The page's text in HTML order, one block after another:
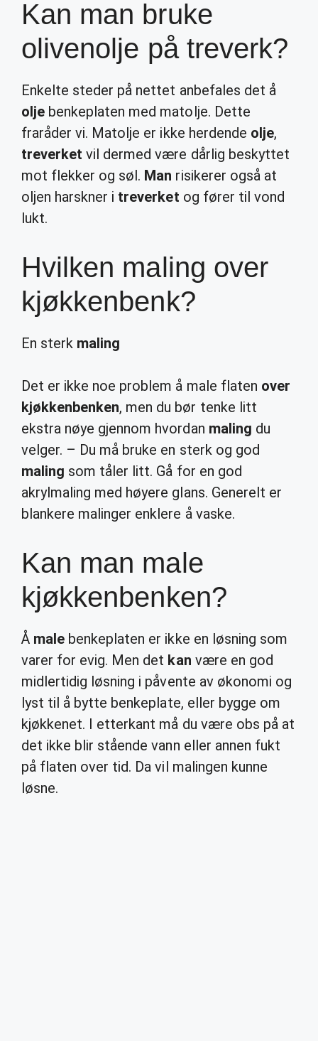
Kan man bruke
olivenolje på treverk?
Enkelte steder på nettet anbefales det å
olje benkeplaten med matolje. Dette
fraråder vi. Matolje er ikke herdende olje,
treverket vil dermed være dårlig beskyttet
mot flekker og søl. Man risikerer også at
oljen harskner i treverket og fører til vond
lukt.
Hvilken maling over
kjøkkenbenk?
En sterk maling
Det er ikke noe problem å male flaten over
kjøkkenbenken, men du bør tenke litt
ekstra nøye gjennom hvordan maling du
velger. – Du må bruke en sterk og god
maling som tåler litt. Gå for en god
akrylmaling med høyere glans. Generelt er
blankere malinger enklere å vaske.
Kan man male
kjøkkenbenken?
Å male benkeplaten er ikke en løsning som
varer for evig. Men det kan være en god
midlertidig løsning i påvente av økonomi og
lyst til å bytte benkeplate, eller bygge om
kjøkkenet. I etterkant må du være obs på at
det ikke blir stående vann eller annen fukt
på flaten over tid. Da vil malingen kunne
løsne.